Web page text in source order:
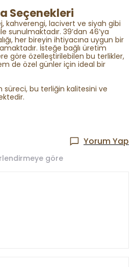
Seçenekleri
kahverengi, lacivert ve siyah gibi
sunulmaktadır. 39’dan 46’ya
her bireyin ihtiyacına uygun bir
İsteğe bağlı üretim
göre özelleştirilebilen bu terlikler,
de özel günler için ideal bir
süreci, bu terliğin kalitesini ve
Yorum Yap
göre